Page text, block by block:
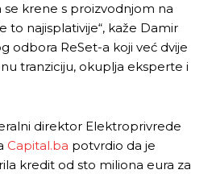
krene s proizvodnjom na
to najisplativije“, kaže Damir
odbora ReSet-a koji već dvije
tranziciju, okuplja eksperte i
direktor Elektroprivrede
Capital.ba potvrdio da je
kredit od sto miliona eura za